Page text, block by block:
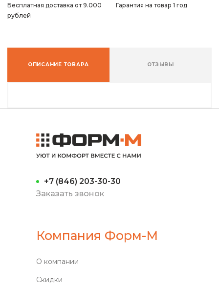
Бесплатная доставка от 9.000
рублей
Гарантия на товар 1 год
ОПИСАНИЕ ТОВАРА ОТЗЫВЫ
+7 (846) 203-30-30
Заказать звонок
Компания Форм-М
О компании
Скидки